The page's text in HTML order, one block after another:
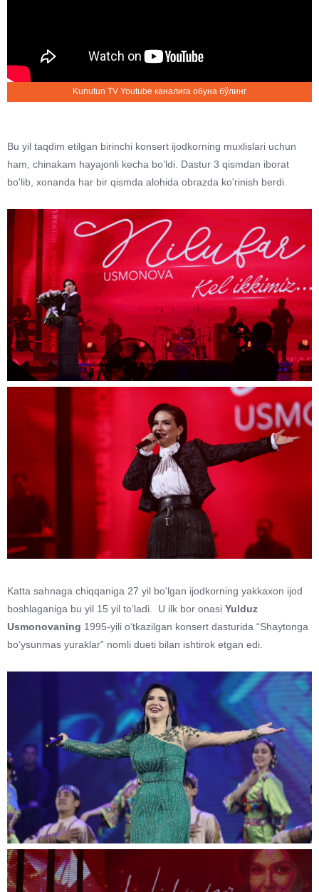
Kunutun TV Youtube каналига обуна бўлинг
Bu yil taqdim etilgan birinchi konsert ijodkorning muxlislari uchun
ham, chinakam hayajonli kecha bo’ldi. Dastur 3 qismdan iborat
bo'lib, xonanda har bir qismda alohida obrazda ko'rinish berdi.
Katta sahnaga chiqqaniga 27 yil bo'lgan ijodkorning yakkaxon ijod
boshlaganiga bu yil 15 yil to‘ladi. U ilk bor onasi Yulduz
Usmonovaning 1995-yili o‘tkazilgan konsert dasturida “Shaytonga
bo‘ysunmas yuraklar” nomli dueti bilan ishtirok etgan edi.